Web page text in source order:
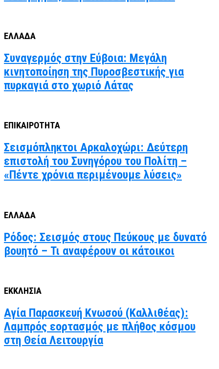
ΕΛΛΑΔΑ
Συναγερμός στην Εύβοια: Μεγάλη
κινητοποίηση της Πυροσβεστικής για
πυρκαγιά στο χωριό Λάτας
ΕΠΙΚΑΙΡΟΤΗΤΑ
Σεισμόπληκτοι Αρκαλοχώρι: Δεύτερη
επιστολή του Συνηγόρου του Πολίτη –
«Πέντε χρόνια περιμένουμε λύσεις»
ΕΛΛΑΔΑ
Ρόδος: Σεισμός στους Πεύκους με δυνατό
βουητό – Τι αναφέρουν οι κάτοικοι
ΕΚΚΛΗΣΙΑ
Αγία Παρασκευή Κνωσού (Καλλιθέας):
Λαμπρός εορτασμός με πλήθος κόσμου
στη Θεία Λειτουργία